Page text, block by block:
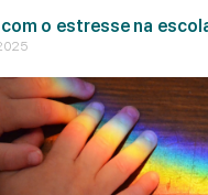
o estresse na